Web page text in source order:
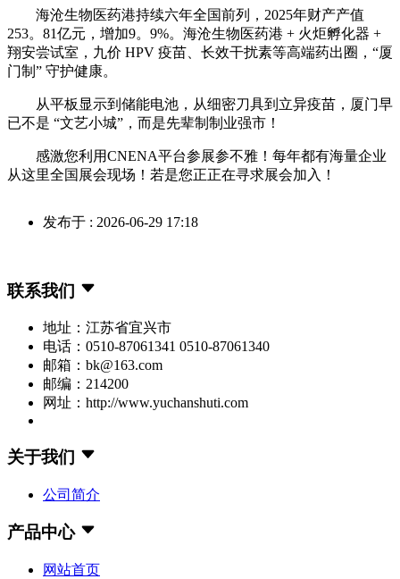
海沧生物医药港持续六年全国前列，2025年财产产值
253。81亿元，增加9。9%。海沧生物医药港 + 火炬孵化器 +
翔安尝试室，九价 HPV 疫苗、长效干扰素等高端药出圈，“厦
门制” 守护健康。
从平板显示到储能电池，从细密刀具到立异疫苗，厦门早
已不是 “文艺小城”，而是先辈制制业强市！
感激您利用CNENA平台参展参不雅！每年都有海量企业
从这里全国展会现场！若是您正正在寻求展会加入！
发布于 : 2026-06-29 17:18
联系我们
地址：江苏省宜兴市
电话：0510-87061341 0510-87061340
邮箱：bk@163.com
邮编：214200
网址：http://www.yuchanshuti.com
关于我们
公司简介
产品中心
网站首页